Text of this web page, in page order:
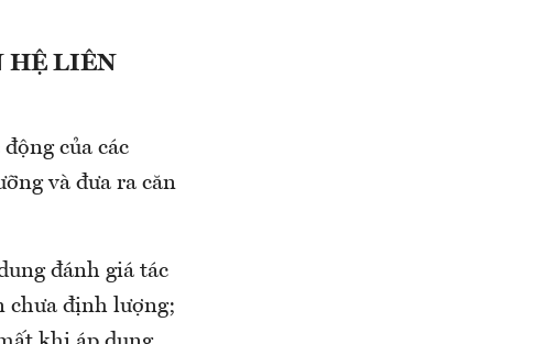
HỆ LIÊN
của các
và đưa ra căn
đánh giá tác
chưa định lượng;